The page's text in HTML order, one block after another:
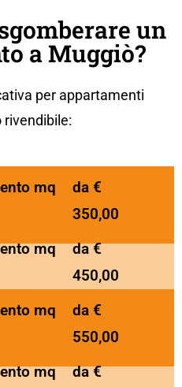
un
a Muggiò?
per appartamenti
rivendibile:
mq
da €
350,00
mq
da €
450,00
mq
da €
550,00
mq
da €